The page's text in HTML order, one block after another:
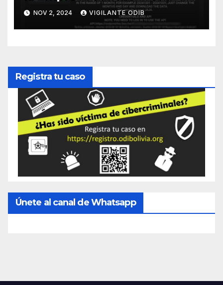
Aviación (BOA)
NOV 2, 2024 VIGILANTE ODIB
Registra tu caso
Únete al canal de Whatsapp